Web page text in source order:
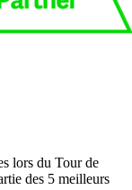
lors du Tour de
des 5 meilleurs